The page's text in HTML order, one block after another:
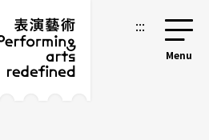
:::